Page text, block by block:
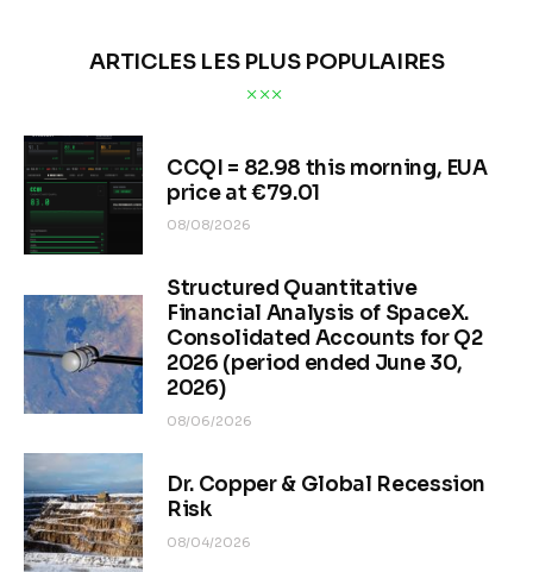
ARTICLES LES PLUS POPULAIRES
CCQI = 82.98 this morning, EUA
price at €79.01
08/08/2026
Structured Quantitative
Financial Analysis of SpaceX.
Consolidated Accounts for Q2
2026 (period ended June 30,
2026)
08/06/2026
Dr. Copper & Global Recession
Risk
08/04/2026